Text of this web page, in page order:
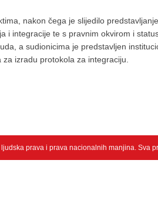
nakon čega je slijedilo
integracije te s pravnim okvirom i
a sudionicima je predstavljen
izradu protokola za integraciju.
prava i prava nacionalnih manjina. Sva